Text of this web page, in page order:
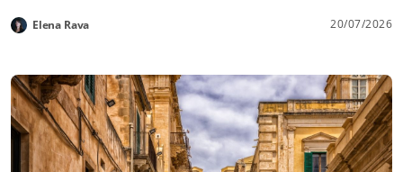
Elena Rava 20/07/2026